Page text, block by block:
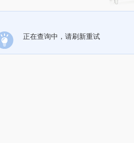
正在查询中，请刷新重试